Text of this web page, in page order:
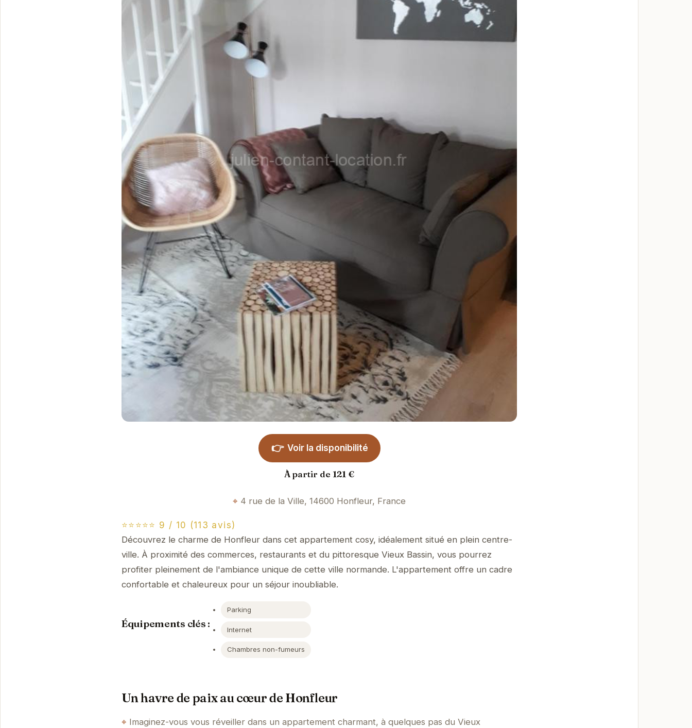
👉 Voir la disponibilité
À partir de 121 €
4 rue de la Ville, 14600 Honfleur, France
⭐⭐⭐⭐⭐ 9 / 10 (113 avis)
Découvrez le charme de Honfleur dans cet appartement cosy, idéalement situé en plein centre-
ville. À proximité des commerces, restaurants et du pittoresque Vieux Bassin, vous pourrez
profiter pleinement de l'ambiance unique de cette ville normande. L'appartement offre un cadre
confortable et chaleureux pour un séjour inoubliable.
Équipements clés :
Parking
Internet
Chambres non-fumeurs
Un havre de paix au cœur de Honfleur
Imaginez-vous vous réveiller dans un appartement charmant, à quelques pas du Vieux